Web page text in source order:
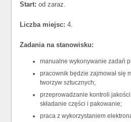
Start: od zaraz.
Liczba miejsc: 4.
Zadania na stanowisku:
manualne wykonywanie zadań
pracownik będzie zajmował się
tworzyw sztucznych;
przeprowadzanie kontroli
składanie części i pakowanie;
praca z wykorzystaniem